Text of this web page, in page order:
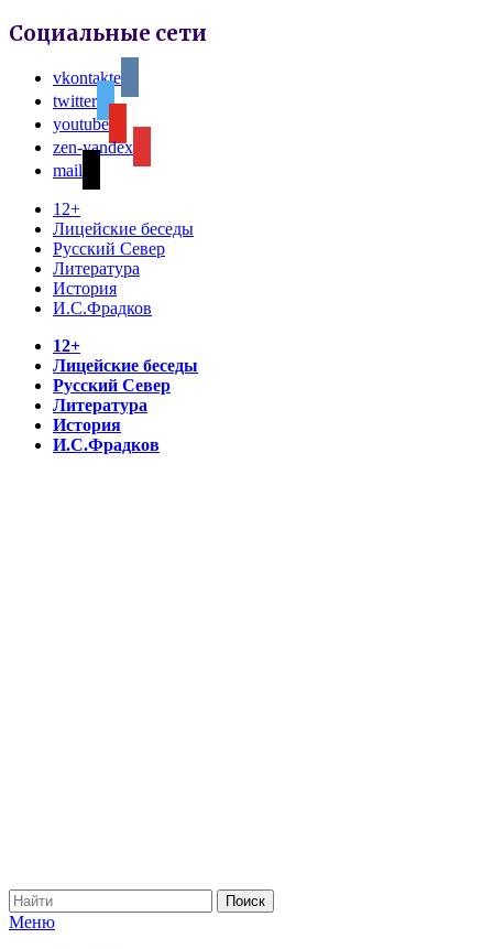
Социальные сети
vkontakte
twitter
youtube
zen-yandex
mail
12+
Лицейские беседы
Русский Север
Литература
История
И.С.Фрадков
12+
Лицейские беседы
Русский Север
Литература
История
И.С.Фрадков
Меню